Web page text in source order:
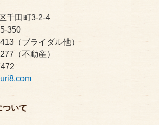
千田町3-2-4
350
（ブライダル他）
（不動産）
ついて